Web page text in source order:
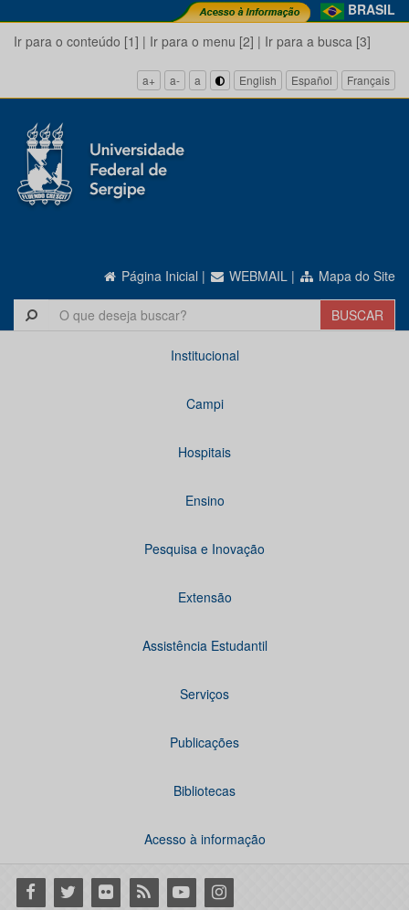
BRASIL
Ir para o conteúdo [1] | Ir para o menu [2] | Ir para a busca [3]
a+ a- a English Español Français
Página Inicial | WEBMAIL | Mapa do Site
Institucional
Campi
Hospitais
Ensino
Pesquisa e Inovação
Extensão
Assistência Estudantil
Serviços
Publicações
Bibliotecas
Acesso à informação
Facebook
Twitter Flickr RSS YoutubeInstagram